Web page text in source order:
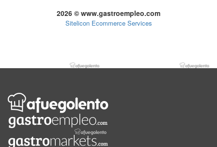
2026 © www.gastroempleo.com
Sitelicon Ecommerce Services